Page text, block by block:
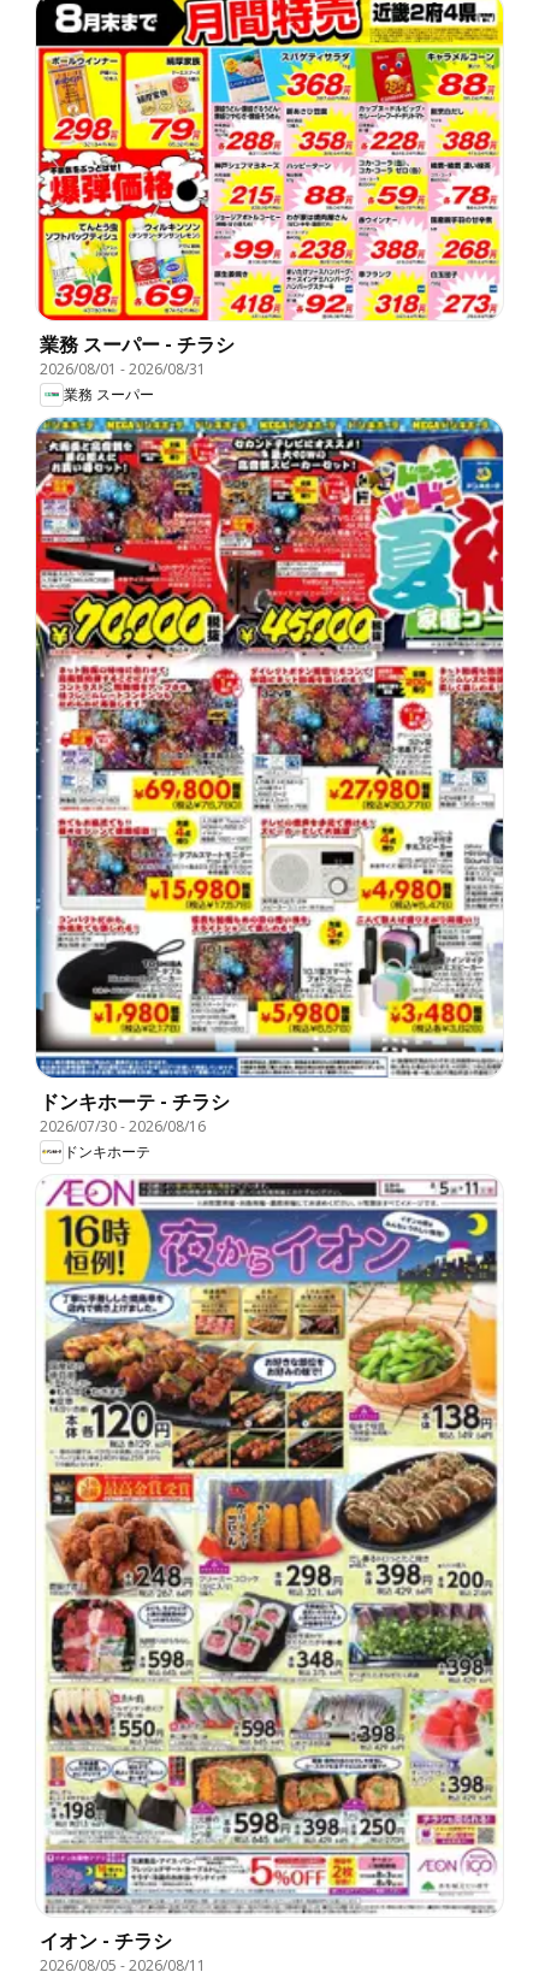
業務 スーパー - チラシ
2026/08/01 -2026/08/31
業務 スーパー
ドンキホーテ - チラシ
2026/07/30-2026/08/16
ドンキホーテ
イオン - チラシ
2026/08/05 -2026/08/11